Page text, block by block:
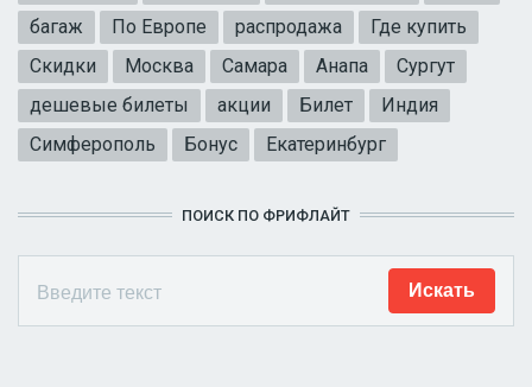
багаж
По Европе распродажа
Где купить
Скидки
Москва Самара Анапа
Сургут
дешевые билеты
акции Билет
Индия
Симферополь
Бонус Екатеринбург
ПОИСК ПО ФРИФЛАЙТ